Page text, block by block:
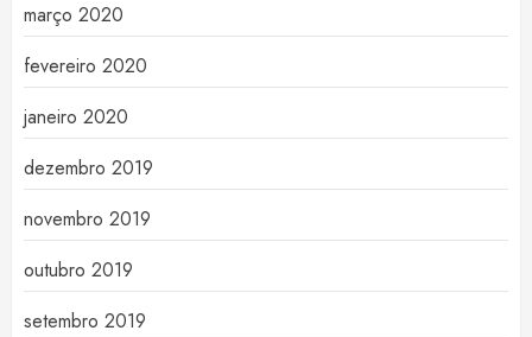
março 2020
fevereiro 2020
janeiro 2020
dezembro 2019
novembro 2019
outubro 2019
setembro 2019